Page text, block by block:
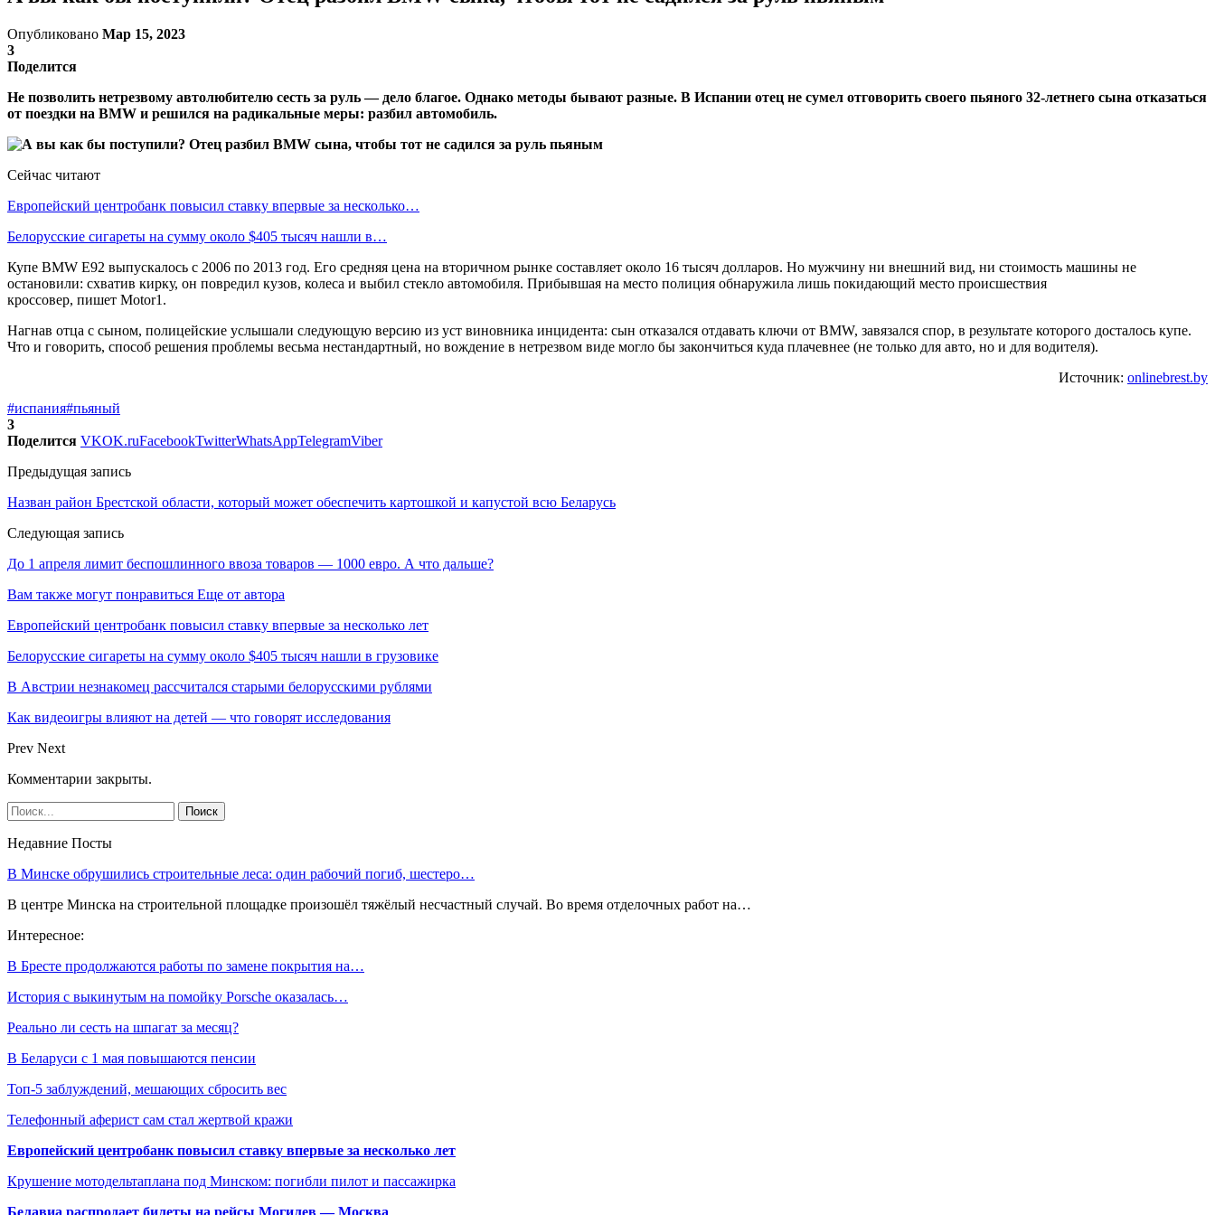
Опубликовано Мар 15, 2023
3
Поделится
Не позволить нетрезвому автолюбителю сесть за руль — дело благое. Однако методы бывают разные. В Испании отец не сумел отговорить своего пьяного 32-летнего сына отказаться
от поездки на BMW и решился на радикальные меры: разбил автомобиль.
Сейчас читают
Европейский центробанк повысил ставку впервые за несколько…
Белорусские сигареты на сумму около $405 тысяч нашли в…
Купе BMW E92 выпускалось с 2006 по 2013 год. Его средняя цена на вторичном рынке составляет около 16 тысяч долларов. Но мужчину ни внешний вид, ни стоимость машины не
остановили: схватив кирку, он повредил кузов, колеса и выбил стекло автомобиля. Прибывшая на место полиция обнаружила лишь покидающий место происшествия
кроссовер, пишет Motor1.
Нагнав отца с сыном, полицейские услышали следующую версию из уст виновника инцидента: сын отказался отдавать ключи от BMW, завязался спор, в результате которого досталось купе.
Что и говорить, способ решения проблемы весьма нестандартный, но вождение в нетрезвом виде могло бы закончиться куда плачевнее (не только для авто, но и для водителя).
Источник: onlinebrest.by
#испания#пьяный
3
Поделится VKOK.ruFacebookTwitterWhatsAppTelegramViber
Предыдущая запись
Назван район Брестской области, который может обеспечить картошкой и капустой всю Беларусь
Следующая запись
До 1 апреля лимит беспошлинного ввоза товаров — 1000 евро. А что дальше?
Вам также могут понравиться Еще от автора
Европейский центробанк повысил ставку впервые за несколько лет
Белорусские сигареты на сумму около $405 тысяч нашли в грузовике
В Австрии незнакомец рассчитался старыми белорусскими рублями
Как видеоигры влияют на детей — что говорят исследования
Prev Next
Комментарии закрыты.
Недавние Посты
В Минске обрушились строительные леса: один рабочий погиб, шестеро…
В центре Минска на строительной площадке произошёл тяжёлый несчастный случай. Во время отделочных работ на…
Интересное:
В Бресте продолжаются работы по замене покрытия на…
История с выкинутым на помойку Porsche оказалась…
Реально ли сесть на шпагат за месяц?
В Беларуси с 1 мая повышаются пенсии
Топ-5 заблуждений, мешающих сбросить вес
Телефонный аферист сам стал жертвой кражи
Европейский центробанк повысил ставку впервые за несколько лет
Крушение мотодельтаплана под Минском: погибли пилот и пассажирка
Белавиа распродает билеты на рейсы Могилев — Москва